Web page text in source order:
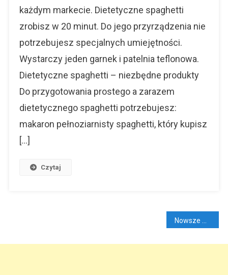
każdym markecie. Dietetyczne spaghetti
zrobisz w 20 minut. Do jego przyrządzenia nie
potrzebujesz specjalnych umiejętności.
Wystarczy jeden garnek i patelnia teflonowa.
Dietetyczne spaghetti – niezbędne produkty
Do przygotowania prostego a zarazem
dietetycznego spaghetti potrzebujesz:
makaron pełnoziarnisty spaghetti, który kupisz
[…]
Czytaj
po